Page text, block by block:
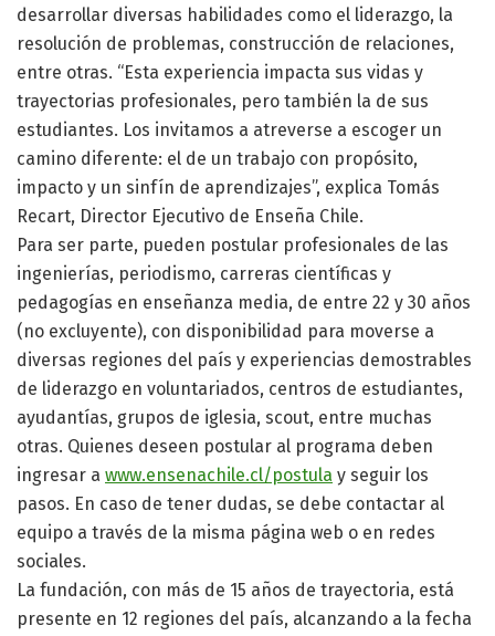
desarrollar diversas habilidades como el liderazgo, la
resolución de problemas, construcción de relaciones,
entre otras. “Esta experiencia impacta sus vidas y
trayectorias profesionales, pero también la de sus
estudiantes. Los invitamos a atreverse a escoger un
camino diferente: el de un trabajo con propósito,
impacto y un sinfín de aprendizajes”, explica Tomás
Recart, Director Ejecutivo de Enseña Chile.
Para ser parte, pueden postular profesionales de las
ingenierías, periodismo, carreras científicas y
pedagogías en enseñanza media, de entre 22 y 30 años
(no excluyente), con disponibilidad para moverse a
diversas regiones del país y experiencias demostrables
de liderazgo en voluntariados, centros de estudiantes,
ayudantías, grupos de iglesia, scout, entre muchas
otras. Quienes deseen postular al programa deben
ingresar a www.ensenachile.cl/postula y seguir los
pasos. En caso de tener dudas, se debe contactar al
equipo a través de la misma página web o en redes
sociales.
La fundación, con más de 15 años de trayectoria, está
presente en 12 regiones del país, alcanzando a la fecha